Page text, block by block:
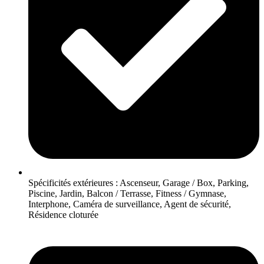
Spécificités extérieures : Ascenseur, Garage / Box, Parking,
Piscine, Jardin, Balcon / Terrasse, Fitness / Gymnase,
Interphone, Caméra de surveillance, Agent de sécurité,
Résidence cloturée